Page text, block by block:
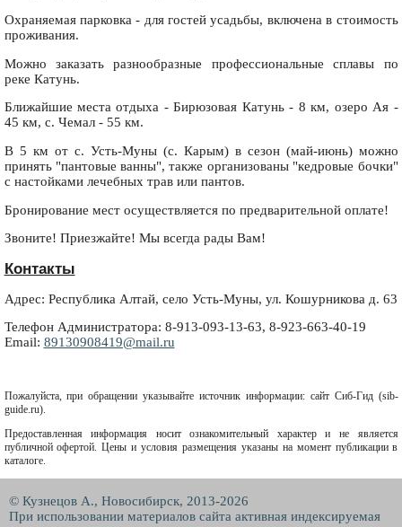
Охраняемая парковка - для гостей усадьбы, включена в стоимость
проживания.
Можно заказать разнообразные профессиональные сплавы по
реке Катунь.
Ближайшие места отдыха - Бирюзовая Катунь - 8 км, озеро Ая -
45 км, с. Чемал - 55 км.
В 5 км от с. Усть-Муны (с. Карым) в сезон (май-июнь) можно
принять "пантовые ванны", также организованы "кедровые бочки"
с настойками лечебных трав или пантов.
Бронирование мест осуществляется по предварительной оплате!
Звоните! Приезжайте! Мы всегда рады Вам!
Контакты
Адрес: Республика Алтай, село Усть-Муны, ул. Кошурникова д. 63
Телефон Администратора: 8-913-093-13-63, 8-923-663-40-19
Email: 89130908419@mail.ru
Пожалуйста, при обращении указывайте источник информации: сайт Сиб-Гид (sib-
guide.ru).
Предоставленная информация носит ознакомительный характер и не является
публичной офертой. Цены и условия размещения указаны на момент публикации в
каталоге.
© Кузнецов А., Новосибирск, 2013-2026
При использовании материалов сайта активная индексируемая